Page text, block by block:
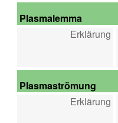
Plasmalemma
Erklärung
Plasmaströmung
Erklärung